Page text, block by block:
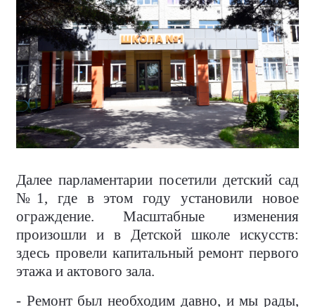
Далее парламентарии посетили детский сад
№1, где в этом году установили новое
ограждение. Масштабные изменения
произошли и в Детской школе искусств:
здесь провели капитальный ремонт первого
этажа и актового зала.
- Ремонт был необходим давно, и мы рады,